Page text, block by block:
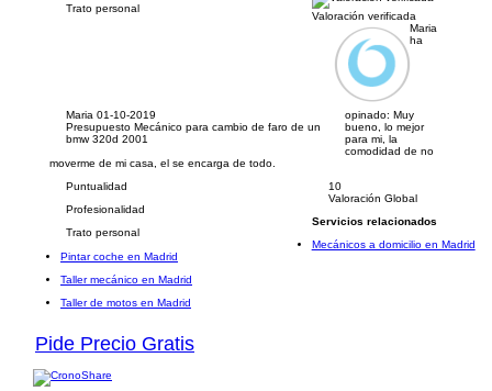
Trato personal
Valoración verificada
Maria 01-10-2019
Presupuesto Mecánico para cambio de faro de un
bmw 320d 2001
Maria
ha
opinado: Muy
bueno, lo mejor
para mi, la
comodidad de no
moverme de mi casa, el se encarga de todo.
Puntualidad
Profesionalidad
Trato personal
10
Valoración Global
Servicios relacionados
Mecánicos a domicilio en Madrid
Pintar coche en Madrid
Taller mecánico en Madrid
Taller de motos en Madrid
Pide Precio Gratis